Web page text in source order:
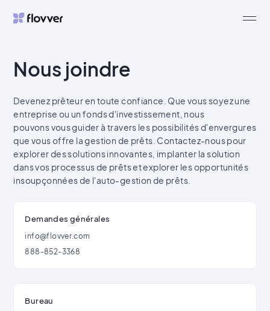
flovver
Nous joindre
Devenez prêteur en toute confiance. Que vous soyez une
entreprise ou un fonds d'investissement, nous
pouvons vous guider à travers les possibilités d'envergures
que vous offre la gestion de prêts. Contactez-nous pour
explorer des solutions innovantes, implanter la solution
dans vos processus de prêts et explorer les opportunités
insoupçonnées de l'auto-gestion de prêts.
Demandes générales
info@flovver.com
888-852-3368
Bureau